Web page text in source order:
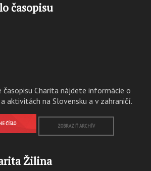
časopisu
Charita nájdete informácie o
aktivitách na Slovensku a v zahraničí.
ČÍSLO ZOBRAZIŤ ARCHÍV
Žilina